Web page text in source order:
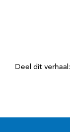
Deel dit verhaal: